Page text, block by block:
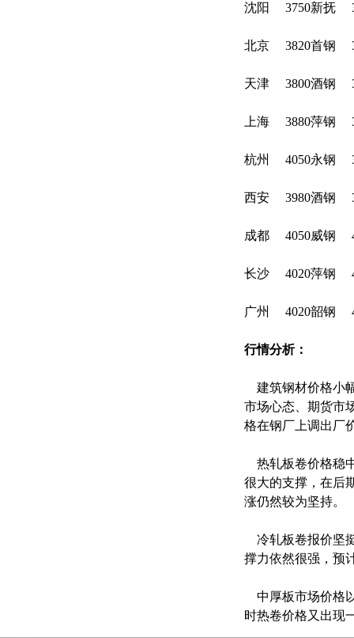
沈阳 3750新抚
北京 3820首钢
天津 3800酒钢
上海 3880萍钢
杭州 4050永钢
西安 3980酒钢
成都 4050威钢
长沙 4020萍钢
广州 4020韶钢
行情分析：
建筑钢材价格小
市场心态、期货市
格在钢厂上调出厂
热轧板卷价格稳
很大的支撑，在后
涨仍然较为坚持。
冷轧板卷报价坚
撑力依然很强，预
中厚板市场价格
时热卷价格又出现